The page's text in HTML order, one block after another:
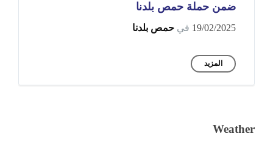
ضمن حملة حمص بلدنا
19/02/2025 في حمص بلدنا
المزيد
Weather